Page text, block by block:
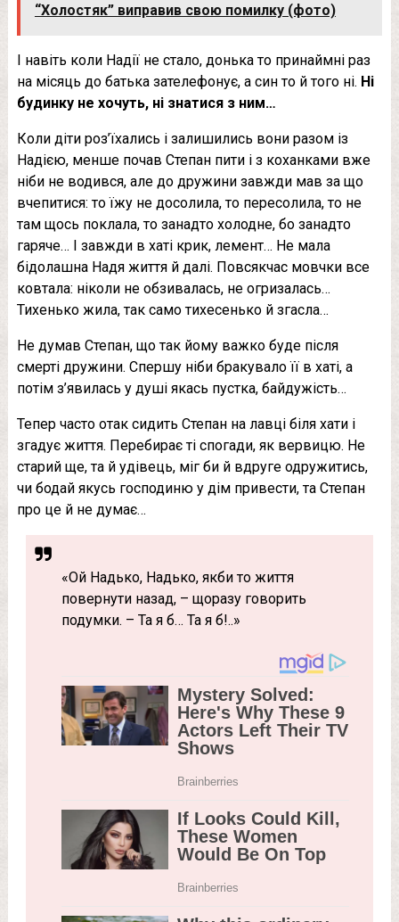
“Холостяк” виправив свою помилку (фото)
І навіть коли Надії не стало, донька то принаймні раз
на місяць до батька зателефонує, а син то й того ні. Ні
будинку не хочуть, ні знатися з ним…
Коли діти роз’їхались і залишились вони разом із
Надією, менше почав Степан пити і з коханками вже
ніби не водився, але до дружини завжди мав за що
вчепитися: то їжу не досолила, то пересолила, то не
там щось поклала, то занадто холодне, бо занадто
гаряче… І завжди в хаті крик, лемент… Не мала
бідолашна Надя життя й далі. Повсякчас мовчки все
ковтала: ніколи не обзивалась, не огризалась…
Тихенько жила, так само тихесенько й згасла…
Не думав Степан, що так йому важко буде після
смeрті дружини. Спершу ніби бракувало її в хаті, а
потім з’явилась у душі якась пустка, байдужість…
Тепер часто отак сидить Степан на лавці біля хати і
згадує життя. Перебирає ті спогади, як вервицю. Не
старий ще, та й удівець, міг би й вдруге одружитись,
чи бодай якусь господиню у дім привести, та Степан
про це й не думає…
«Ой Надько, Надько, якби то життя
повернути назад, – щоразу говорить
подумки. – Та я б… Та я б!..»